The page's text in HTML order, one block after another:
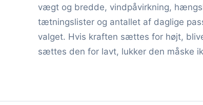
vægt og bredde, vindpåvirkning,
tætningslister og antallet af daglige
valget. Hvis kraften sættes for højt,
sættes den for lavt, lukker den måske